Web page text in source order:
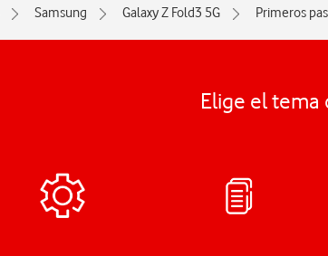
Samsung Galaxy Z Fold3 5G Primeros
Elige el tema